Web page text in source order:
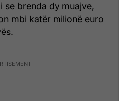
se brenda dy muajve,
mbi katër milionë euro